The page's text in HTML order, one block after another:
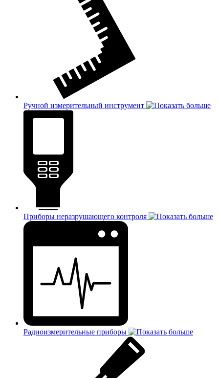
Ручной измерительный инструмент
Приборы неразрушающего контроля
Радиоизмерительные приборы